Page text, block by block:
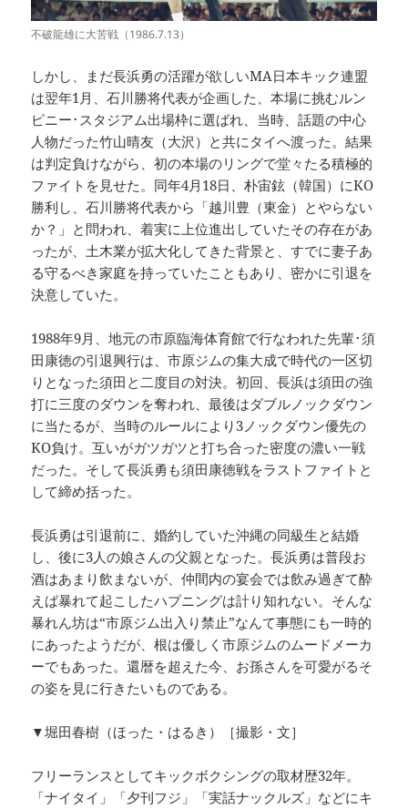
不破龍雄に大苦戦（1986.7.13）
しかし、まだ長浜勇の活躍が欲しいMA日本キック連盟
は翌年1月、石川勝将代表が企画した、本場に挑むルン
ピニー･スタジアム出場枠に選ばれ、当時、話題の中心
人物だった竹山晴友（大沢）と共にタイへ渡った。結果
は判定負けながら、初の本場のリングで堂々たる積極的
ファイトを見せた。同年4月18日、朴宙鉉（韓国）にKO
勝利し、石川勝将代表から「越川豊（東金）とやらない
か？」と問われ、着実に上位進出していたその存在があ
ったが、土木業が拡大化してきた背景と、すでに妻子あ
る守るべき家庭を持っていたこともあり、密かに引退を
決意していた。
1988年9月、地元の市原臨海体育館で行なわれた先輩･須
田康徳の引退興行は、市原ジムの集大成で時代の一区切
りとなった須田と二度目の対決。初回、長浜は須田の強
打に三度のダウンを奪われ、最後はダブルノックダウン
に当たるが、当時のルールにより3ノックダウン優先の
KO負け。互いがガツガツと打ち合った密度の濃い一戦
だった。そして長浜勇も須田康徳戦をラストファイトと
して締め括った。
長浜勇は引退前に、婚約していた沖縄の同級生と結婚
し、後に3人の娘さんの父親となった。長浜勇は普段お
酒はあまり飲まないが、仲間内の宴会では飲み過ぎて酔
えば暴れて起こしたハプニングは計り知れない。そんな
暴れん坊は“市原ジム出入り禁止”なんて事態にも一時的
にあったようだが、根は優しく市原ジムのムードメーカ
ーでもあった。還暦を超えた今、お孫さんを可愛がるそ
の姿を見に行きたいものである。
▼堀田春樹（ほった・はるき）［撮影・文］
フリーランスとしてキックボクシングの取材歴32年。
「ナイタイ」「夕刊フジ」「実話ナックルズ」などにキ